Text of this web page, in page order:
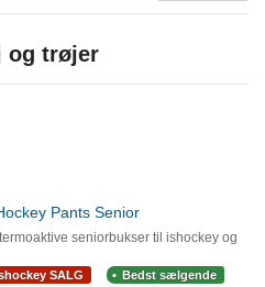
og trøjer
Pants Senior
seniorbukser til ishockey og
SALG Bedst sælgende